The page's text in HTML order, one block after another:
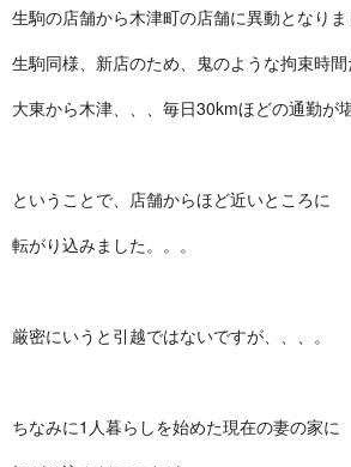
生駒の店舗から木津町の店舗に異動となりま
生駒同様、新店のため、鬼のような拘束時間
大東から木津、、、毎日30kmほどの通勤が
ということで、店舗からほど近いところに
転がり込みました。。。
厳密にいうと引越ではないですが、、、。
ちなみに1人暮らしを始めた現在の妻の家に